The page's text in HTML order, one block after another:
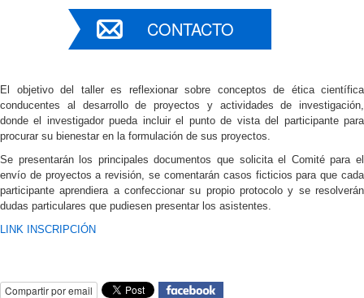
CONTACTO
El objetivo del taller es reflexionar sobre conceptos de ética científica
conducentes al desarrollo de proyectos y actividades de investigación,
donde el investigador pueda incluir el punto de vista del participante para
procurar su bienestar en la formulación de sus proyectos.
Se presentarán los principales documentos que solicita el Comité para el
envío de proyectos a revisión, se comentarán casos ficticios para que cada
participante aprendiera a confeccionar su propio protocolo y se resolverán
dudas particulares que pudiesen presentar los asistentes.
LINK INSCRIPCIÓN
Compartir por email